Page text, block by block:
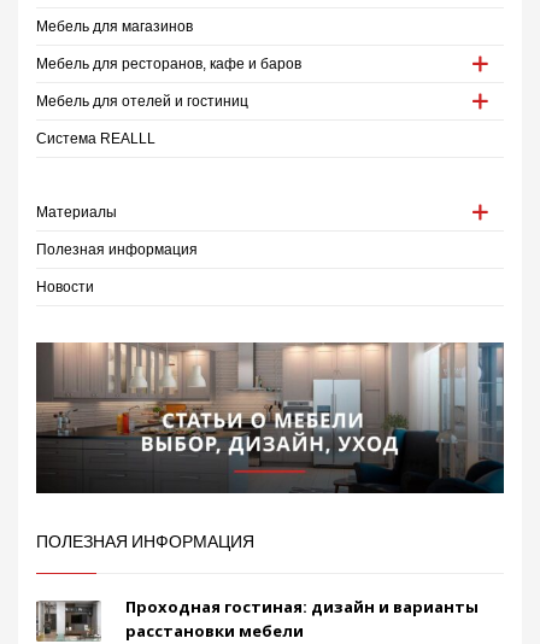
Мебель для магазинов
Мебель для ресторанов, кафе и баров
Мебель для отелей и гостиниц
Система REALLL
Материалы
Полезная информация
Новости
ПОЛЕЗНАЯ ИНФОРМАЦИЯ
Проходная гостиная: дизайн и варианты
расстановки мебели